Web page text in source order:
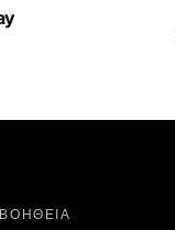
ΒΟΗΘΕΙΑ